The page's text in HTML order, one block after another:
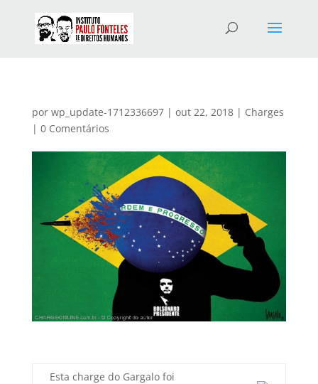
por wp_update-1712336697| out 22, 2018| Charges
| 0 Comentários
Esta charge do Gargalo foi